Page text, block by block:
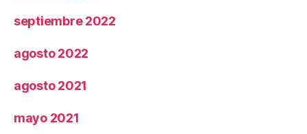
septiembre 2022
agosto 2022
agosto 2021
mayo 2021